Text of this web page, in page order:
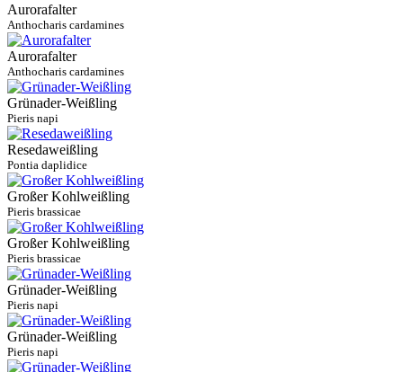
Aurorafalter
Anthocharis cardamines
Aurorafalter
Anthocharis cardamines
Grünader-Weißling
Pieris napi
Resedaweißling
Pontia daplidice
Großer Kohlweißling
Pieris brassicae
Großer Kohlweißling
Pieris brassicae
Grünader-Weißling
Pieris napi
Grünader-Weißling
Pieris napi